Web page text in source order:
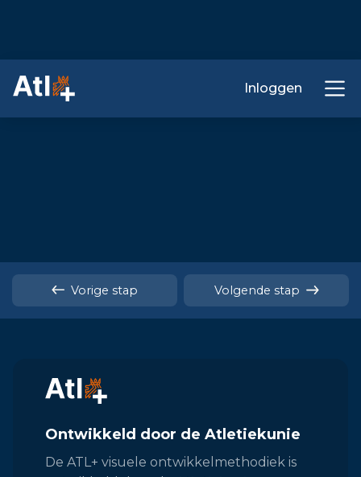
Inloggen
Vorige stap Volgende stap
Ontwikkeld door de Atletiekunie
De ATL+ visuele ontwikkelmethodiek is